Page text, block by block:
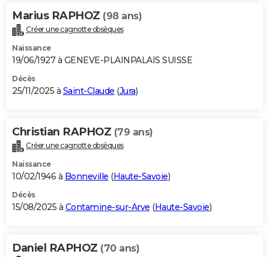
Bricolage
Lifestyle
Culture
Sport
Auto
Television
Voyage
Cinema
Marius RAPHOZ (98 ans)
Créer une cagnotte obsèques
Naissance
19/06/1927 à GENEVE-PLAINPALAIS SUISSE
Décès
25/11/2025 à Saint-Claude (Jura)
Christian RAPHOZ (79 ans)
Créer une cagnotte obsèques
Naissance
10/02/1946 à Bonneville (Haute-Savoie)
Décès
15/08/2025 à Contamine-sur-Arve (Haute-Savoie)
Daniel RAPHOZ (70 ans)